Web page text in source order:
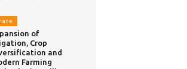
of
Crop
and
Farming